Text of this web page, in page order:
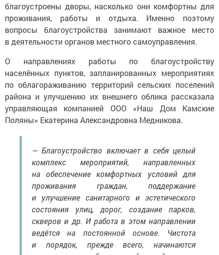
благоустроены дворы, насколько они комфортны для
проживания, работы и отдыха. Именно поэтому
вопросы благоустройства занимают важное место
в деятельности органов местного самоуправления.
О направлениях работы по благоустройству
населённых пунктов, запланированных мероприятиях
по облагораживанию территорий сельских поселений
района и улучшению их внешнего облика рассказала
управляющая компанией ООО «Наш Дом Камские
Поляны» Екатерина Александровна Медникова.
— Благоустройство включает в себя целый
комплекс мероприятий, направленных
на обеспечение комфортных условий для
проживания граждан, поддержание
и улучшение санитарного и эстетического
состояния улиц, дорог, создание парков,
скверов и др. И работа в этом направлении
ведётся на постоянной основе. Чистота
и порядок, прежде всего, начинаются